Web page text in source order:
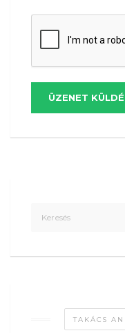
ÜZENET
TAKÁCS